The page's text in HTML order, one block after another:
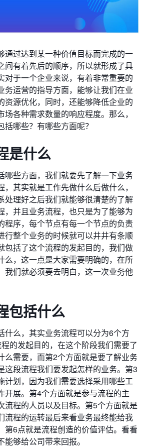
通过达到某一种价值目标而完成的一
间有着先后的顺序，所以就形成了具
对于一个企业来说，有着非常重要的
务运营的指导方面，能够让我们在业
资源优化，同时，还能够降低企业的
各种需求数量的响应程度。那么，
哪些？有哪些方面呢？
是什么
哪些方面，我们就要先了解一下业务
其实就是工作先做什么后做什么，
处理好之后我们就能够很清楚的了解
，并且业务流程，也只是为了能够为
程序，每个节点有每一个节点的负责
行整个业务的时候就可以井井有条顺
包括了这个流程的发起目的，我们做
么，这一点是大家需要明确的，在所
我们就必须要去明白，这一次业务他
包括什么
什么，其实业务流程可以分为6个方
的发起目的，在这个阶段我们需要了
么需要，而第2个方面就是要了解业务
这段流程我们要发起怎样的业务。第3
计划，因为我们需要选择采用哪些工
开展。第4个方面就是参与流程的主
流程的人员以及目标。第5个方面就是
流程的运转最后来看业务最终能给我
第6点就是流程创造的价值评估。看看
够给公司带来回报。